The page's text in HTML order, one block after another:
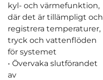
kyl- och värmefunktion,
där det är tillämpligt och
registrera temperaturer,
tryck och vattenflöden
för systemet
• Övervaka slutförandet
av